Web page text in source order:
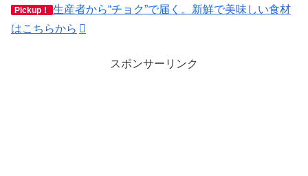
Pickup！
生産者から“チョク”で届く。新鮮で美味しい食材
はこちらから
スポンサーリンク